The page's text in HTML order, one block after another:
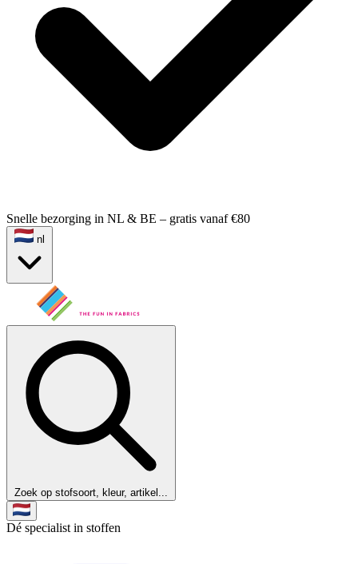
Snelle bezorging in NL & BE – gratis vanaf €80
nl
Zoek op stofsoort, kleur, artikel...
Dé specialist in stoffen